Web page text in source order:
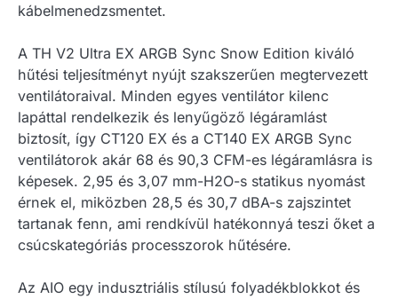
kábelmenedzsmentet.
A TH V2 Ultra EX ARGB Sync Snow Edition kiváló
hűtési teljesítményt nyújt szakszerűen megtervezett
ventilátoraival. Minden egyes ventilátor kilenc
lapáttal rendelkezik és lenyűgöző légáramlást
biztosít, így CT120 EX és a CT140 EX ARGB Sync
ventilátorok akár 68 és 90,3 CFM-es légáramlásra is
képesek. 2,95 és 3,07 mm-H2O-s statikus nyomást
érnek el, miközben 28,5 és 30,7 dBA-s zajszintet
tartanak fenn, ami rendkívül hatékonnyá teszi őket a
csúcskategóriás processzorok hűtésére.
Az AIO egy indusztriális stílusú folyadékblokkot és